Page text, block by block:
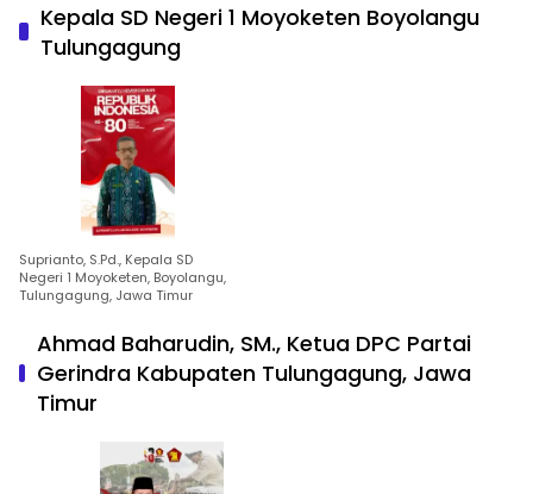
Kepala SD Negeri 1 Moyoketen Boyolangu
Tulungagung
Suprianto, S.Pd., Kepala SD
Negeri 1 Moyoketen, Boyolangu,
Tulungagung, Jawa Timur
Ahmad Baharudin, SM., Ketua DPC Partai
Gerindra Kabupaten Tulungagung, Jawa
Timur